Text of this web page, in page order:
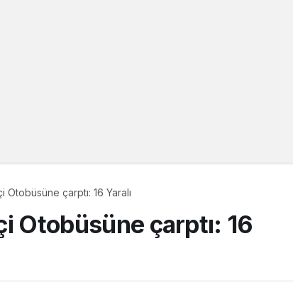
Otobüsüne çarptı: 16 Yaralı
Otobüsüne çarptı: 16